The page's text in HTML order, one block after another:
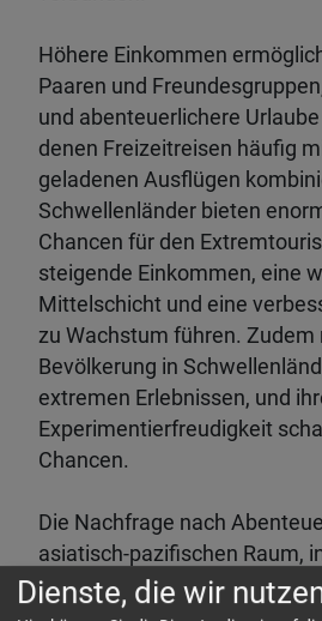
Höhere Einkommen
Paaren und
und abenteuerlichere
denen Freizeitreisen häufig
geladenen Ausflügen
Schwellenländer bieten
Chancen für den
steigende Einkommen, eine
Mittelschicht und eine
zu Wachstum führen. Zudem
Bevölkerung in
extremen Erlebnissen, und
Experimentierfreudigkeit
Chancen.
Die Nachfrage nach
asiatisch-pazifischen Raum,
und Afrika. Verbesserte
Dienste, die wir